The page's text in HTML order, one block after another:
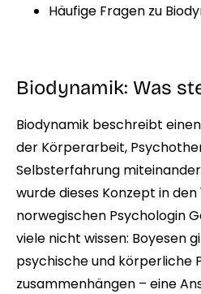
Häufige Fragen zu
Biodynamik: Was
Biodynamik beschreibt
der Körperarbeit,
Selbsterfahrung
wurde dieses Konzept in
norwegischen Psychologin
viele nicht wissen: Boyesen
psychische und körperliche
zusammenhängen – eine